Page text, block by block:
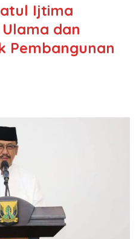
Ijtima
dan
Pembangunan